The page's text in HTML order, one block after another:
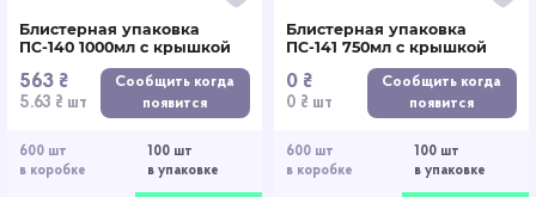
600 шт
в коробке
100 шт
в упаковке
Блистерная упаковка
ПС-140 1000мл с крышкой
563 ₴
5.63 ₴ шт
Сообщить когда
появится
600 шт
в коробке
100 шт
в упаковке
Блистерная упаковка
ПС-141 750мл с крышкой
0 ₴
0 ₴ шт
Сообщить когда
появится